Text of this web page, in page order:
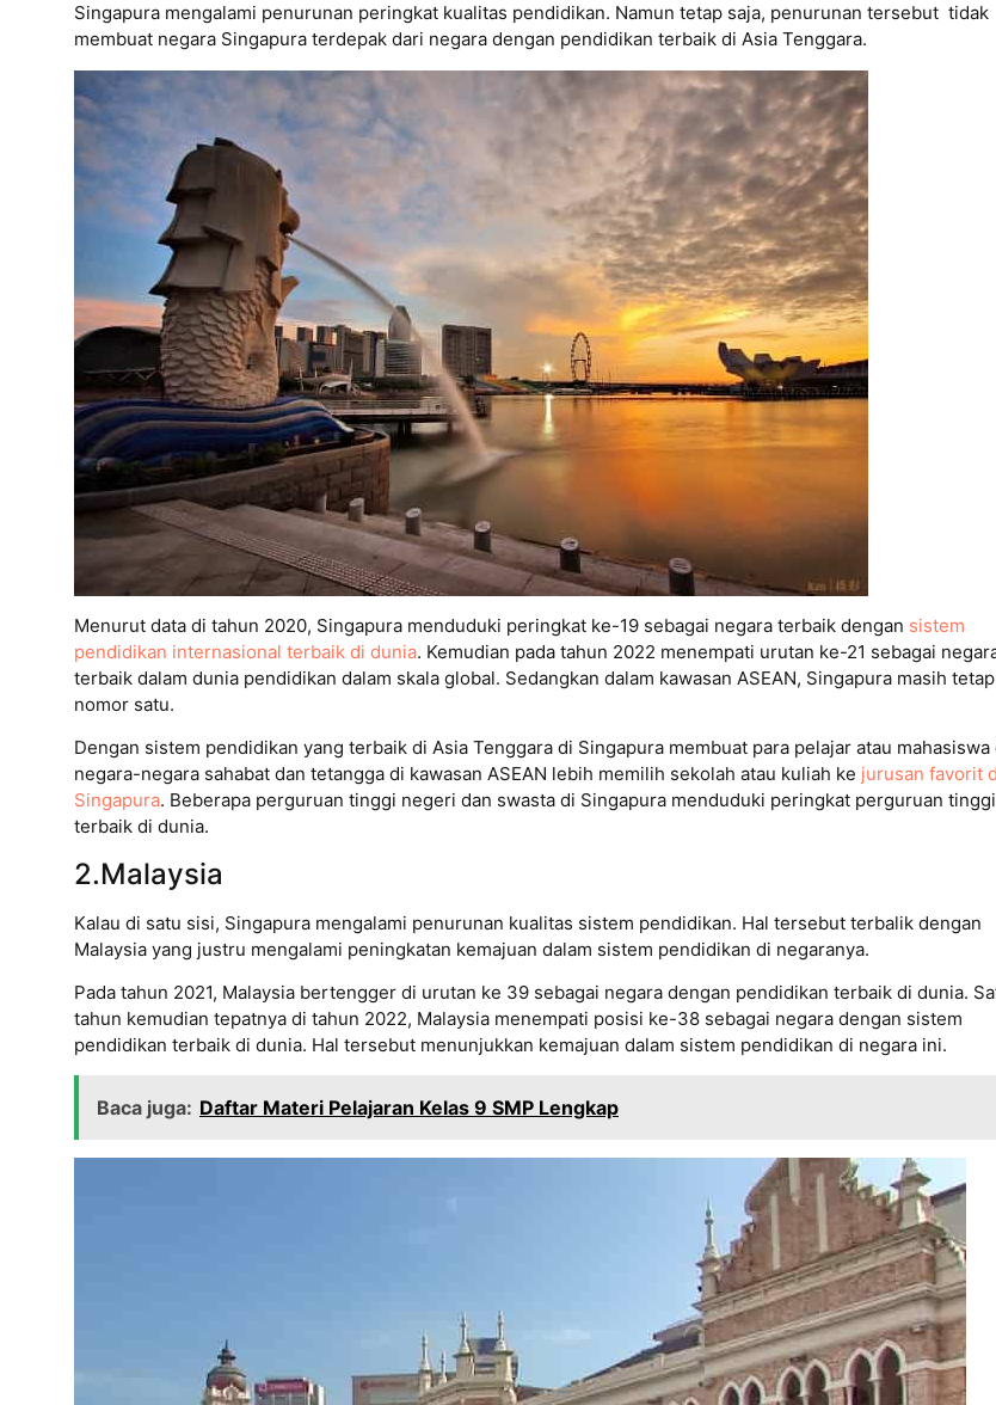
Singapura mengalami penurunan peringkat kualitas pendidikan. Namun tetap saja, penurunan tersebut tidak
membuat negara Singapura terdepak dari negara dengan pendidikan terbaik di Asia Tenggara.
Menurut data di tahun 2020, Singapura menduduki peringkat ke-19 sebagai negara terbaik dengan sistem
pendidikan internasional terbaik di dunia. Kemudian pada tahun 2022 menempati urutan ke-21 sebagai
terbaik dalam dunia pendidikan dalam skala global. Sedangkan dalam kawasan ASEAN, Singapura masih
nomor satu.
Dengan sistem pendidikan yang terbaik di Asia Tenggara di Singapura membuat para pelajar atau mahasiswa
negara-negara sahabat dan tetangga di kawasan ASEAN lebih memilih sekolah atau kuliah ke jurusan favorit
Singapura. Beberapa perguruan tinggi negeri dan swasta di Singapura menduduki peringkat perguruan tinggi
terbaik di dunia.
2.Malaysia
Kalau di satu sisi, Singapura mengalami penurunan kualitas sistem pendidikan. Hal tersebut terbalik dengan
Malaysia yang justru mengalami peningkatan kemajuan dalam sistem pendidikan di negaranya.
Pada tahun 2021, Malaysia bertengger di urutan ke 39 sebagai negara dengan pendidikan terbaik di dunia.
tahun kemudian tepatnya di tahun 2022, Malaysia menempati posisi ke-38 sebagai negara dengan sistem
pendidikan terbaik di dunia. Hal tersebut menunjukkan kemajuan dalam sistem pendidikan di negara ini.
Baca juga: Daftar Materi Pelajaran Kelas 9 SMP Lengkap